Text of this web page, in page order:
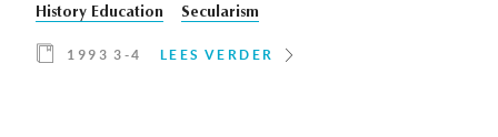
History Education
Secularism
1993 3-4 LEES VERDER